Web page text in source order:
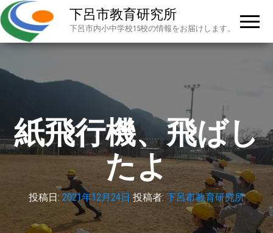
下呂市教育研究所
下呂市内小中学校15校の情報をお届けします。
紙飛行機、飛ばし
たよ
投稿日: 2021年12月24日投稿者:下呂市教育研究所